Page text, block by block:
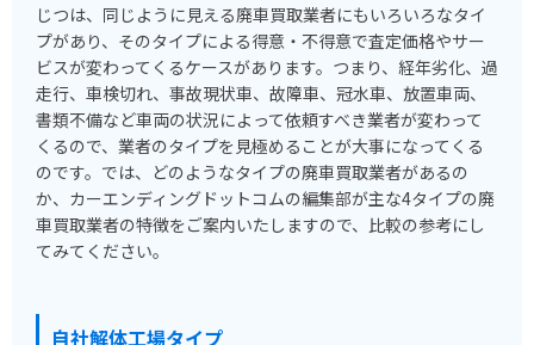
じつは、同じように見える廃車買取業者にもいろいろなタイ
プがあり、そのタイプによる得意・不得意で査定価格やサー
ビスが変わってくるケースがあります。つまり、経年劣化、過
走行、車検切れ、事故現状車、故障車、冠水車、放置車両、
書類不備など車両の状況によって依頼すべき業者が変わって
くるので、業者のタイプを見極めることが大事になってくる
のです。では、どのようなタイプの廃車買取業者があるの
か、カーエンディングドットコムの編集部が主な4タイプの廃
車買取業者の特徴をご案内いたしますので、比較の参考にし
てみてください。
自社解体工場タイプ